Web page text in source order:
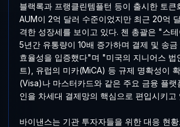
블랙록과 프랭클린템플턴 등이 출시한 토큰
AUM이 2억 달러 수준이었지만 최근 20억
격한 성장세를 보이고 있다. 첸 총괄은 "스
5년간 유통량이 10배 증가하며 결제 및 송
효율성을 입증했다"며 "미국의 지니어스 법
트), 유럽의 미카(MiCA) 등 규제 명확성이
(Visa)나 마스터카드와 같은 주요 금융 플랫
인을 차세대 결제망의 핵심으로 편입시키고
바이낸스는 기관 투자자들을 위한 대응 현